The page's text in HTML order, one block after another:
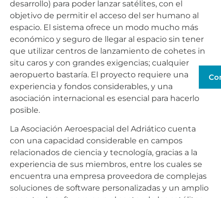
desarrollo) para poder lanzar satélites, con el
objetivo de permitir el acceso del ser humano al
espacio. El sistema ofrece un modo mucho más
económico y seguro de llegar al espacio sin tener
que utilizar centros de lanzamiento de cohetes in
situ caros y con grandes exigencias; cualquier
aeropuerto bastaría. El proyecto requiere una
experiencia y fondos considerables, y una
asociación internacional es esencial para hacerlo
posible.
La Asociación Aeroespacial del Adriático cuenta
con una capacidad considerable en campos
relacionados de ciencia y tecnología, gracias a la
experiencia de sus miembros, entre los cuales se
encuentra una empresa proveedora de complejas
soluciones de software personalizadas y un amplio